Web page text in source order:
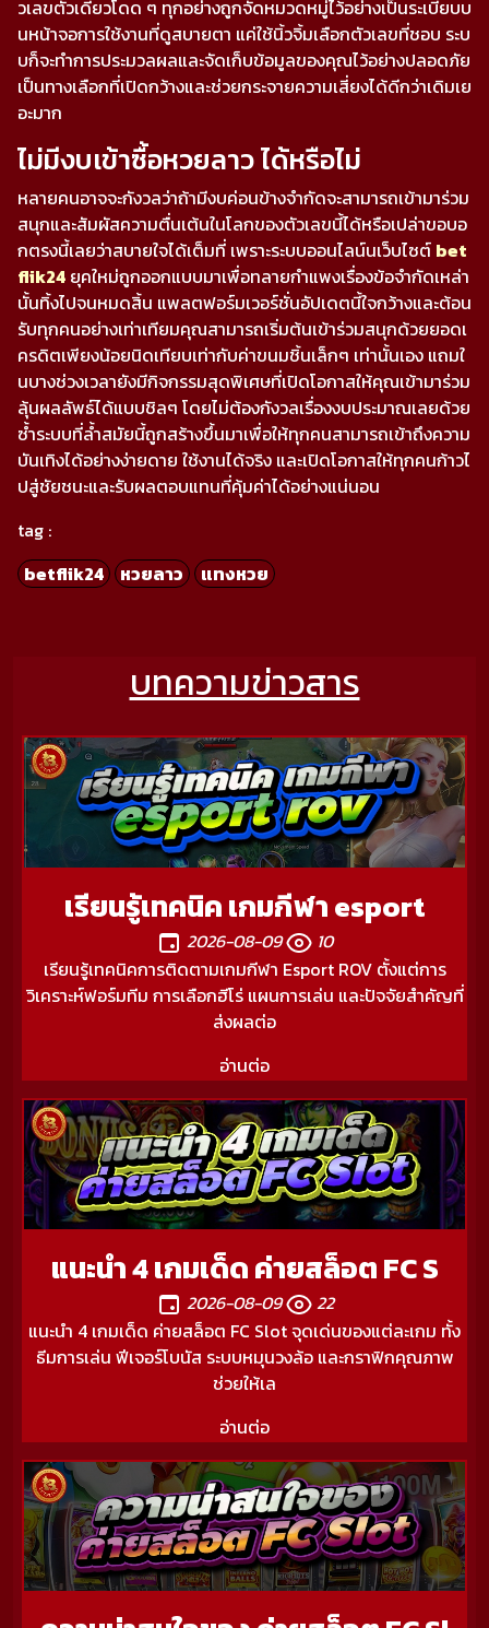
วเลขตัวเดียวโดด ๆ ทุกอย่างถูกจัดหมวดหมู่ไว้อย่างเป็นระเบียบบ
นหน้าจอการใช้งานที่ดูสบายตา แค่ใช้นิ้วจิ้มเลือกตัวเลขที่ชอบ ระบ
บก็จะทำการประมวลผลและจัดเก็บข้อมูลของคุณไว้อย่างปลอดภัย
เป็นทางเลือกที่เปิดกว้างและช่วยกระจายความเสี่ยงได้ดีกว่าเดิมเย
อะมาก
ไม่มีงบเข้าซื้อหวยลาว ได้หรือไม่
หลายคนอาจจะกังวลว่าถ้ามีงบค่อนข้างจำกัดจะสามารถเข้ามาร่วม
สนุกและสัมผัสความตื่นเต้นในโลกของตัวเลขนี้ได้หรือเปล่าขอบอ
กตรงนี้เลยว่าสบายใจได้เต็มที่ เพราะระบบออนไลน์นเว็บไซต์ bet
flik24 ยุคใหม่ถูกออกแบบมาเพื่อทลายกำแพงเรื่องข้อจำกัดเหล่า
นั้นทิ้งไปจนหมดสิ้น แพลตฟอร์มเวอร์ชั่นอัปเดตนี้ใจกว้างและต้อน
รับทุกคนอย่างเท่าเทียมคุณสามารถเริ่มต้นเข้าร่วมสนุกด้วยยอดเ
ครดิตเพียงน้อยนิดเทียบเท่ากับค่าขนมชิ้นเล็กๆ เท่านั้นเอง แถมใ
นบางช่วงเวลายังมีกิจกรรมสุดพิเศษที่เปิดโอกาสให้คุณเข้ามาร่วม
ลุ้นผลลัพธ์ได้แบบชิลๆ โดยไม่ต้องกังวลเรื่องงบประมาณเลยด้วย
ซ้ำระบบที่ล้ำสมัยนี้ถูกสร้างขึ้นมาเพื่อให้ทุกคนสามารถเข้าถึงความ
บันเทิงได้อย่างง่ายดาย ใช้งานได้จริง และเปิดโอกาสให้ทุกคนก้าวไ
ปสู่ชัยชนะและรับผลตอบแทนที่คุ้มค่าได้อย่างแน่นอน
tag :
betflik24
หวยลาว แทงหวย
บทความข่าวสาร
เรียนรู้เทคนิค เกมกีฬา esport
2026-08-09
10
เรียนรู้เทคนิคการติดตามเกมกีฬา Esport ROV ตั้งแต่การ
วิเคราะห์ฟอร์มทีม การเลือกฮีโร่ แผนการเล่น และปัจจัยสำคัญที่
ส่งผลต่อ
อ่านต่อ
แนะนำ 4 เกมเด็ด ค่ายสล็อต FC S
2026-08-09
22
แนะนำ 4 เกมเด็ด ค่ายสล็อต FC Slot จุดเด่นของแต่ละเกม ทั้ง
ธีมการเล่น ฟีเจอร์โบนัส ระบบหมุนวงล้อ และกราฟิกคุณภาพ
ช่วยให้เล
อ่านต่อ